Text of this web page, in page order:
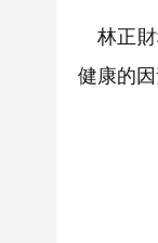
林正
健康的